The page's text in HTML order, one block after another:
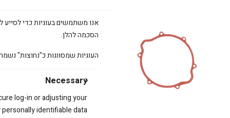
אנו משתמשים בעוגיות כדי לסייע
הסכמה להלן.
העוגיות שמסווגות כ"נחוצות"
Necessary
log-in or adjusting your
identifiable data.
BOYESEN
65.00